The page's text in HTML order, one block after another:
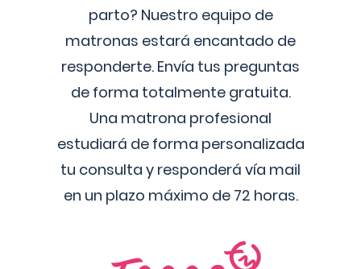
parto? Nuestro equipo de
matronas estará encantado de
responderte. Envía tus preguntas
de forma totalmente gratuita.
Una matrona profesional
estudiará de forma personalizada
tu consulta y responderá vía mail
en un plazo máximo de 72 horas.